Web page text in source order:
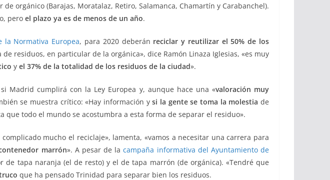
orgánico (Barajas, Moratalaz, Retiro, Salamanca, Chamartín y Carabanchel).
pero el plazo ya es de menos de un año.
la Normativa Europea, para 2020 deberán reciclar y reutilizar el 50% de los
residuos, en particular de la orgánica», dice Ramón Linaza Iglesias, «es muy
y el 37% de la totalidad de los residuos de la ciudad».
Madrid cumplirá con la Ley Europea y, aunque hace una «valoración muy
se muestra crítico: «Hay información ysi la gente se toma la molestia de
todo el mundo se acostumbra a esta forma de separar el residuo».
mucho el reciclaje», lamenta, «vamos a necesitar una carrera para
marrón». A pesar de lacampaña informativa del Ayuntamiento de
tapa naranja (el de resto) y el de tapa marrón (de orgánica). «Tendré que
que ha pensado Trinidad para separar bien los residuos.